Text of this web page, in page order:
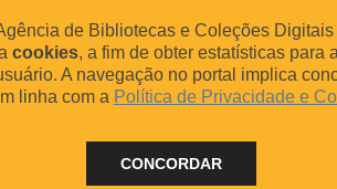
de Bibliotecas e Coleções
cookies, a fim de obter estatísticas para
A navegação no portal implica
linha com a Política de Privacidade e
CONCORDAR